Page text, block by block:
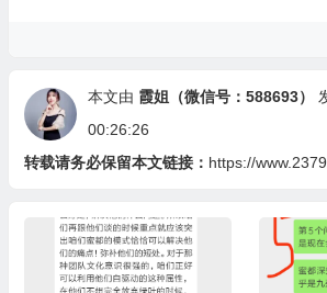
本文由 霞姐（微信号：588693）
00:26:26
转载请务必保留本文链接： https://